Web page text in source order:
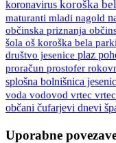
koronavirus koroška
maturanti mladi nagold
občinska priznanja
šola oš koroška bela
društvo jesenice plaz
proračun prostofer
splošna bolnišnica
voda vodovod vrtec
občani čufarjevi dnevi
Uporabne